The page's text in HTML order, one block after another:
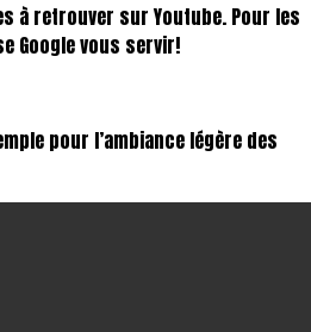
à retrouver sur Youtube. Pour les
Google vous servir!
pour l’ambiance légère des